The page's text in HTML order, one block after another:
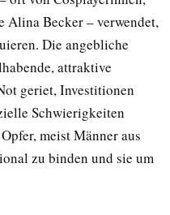
Alina Becker – verwendet,
Die angebliche
attraktive
geriet, Investitionen
Schwierigkeiten
meist Männer aus
zu binden und sie um